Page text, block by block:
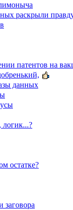
раскрыли
патентов на
данных
остатке?
заговора